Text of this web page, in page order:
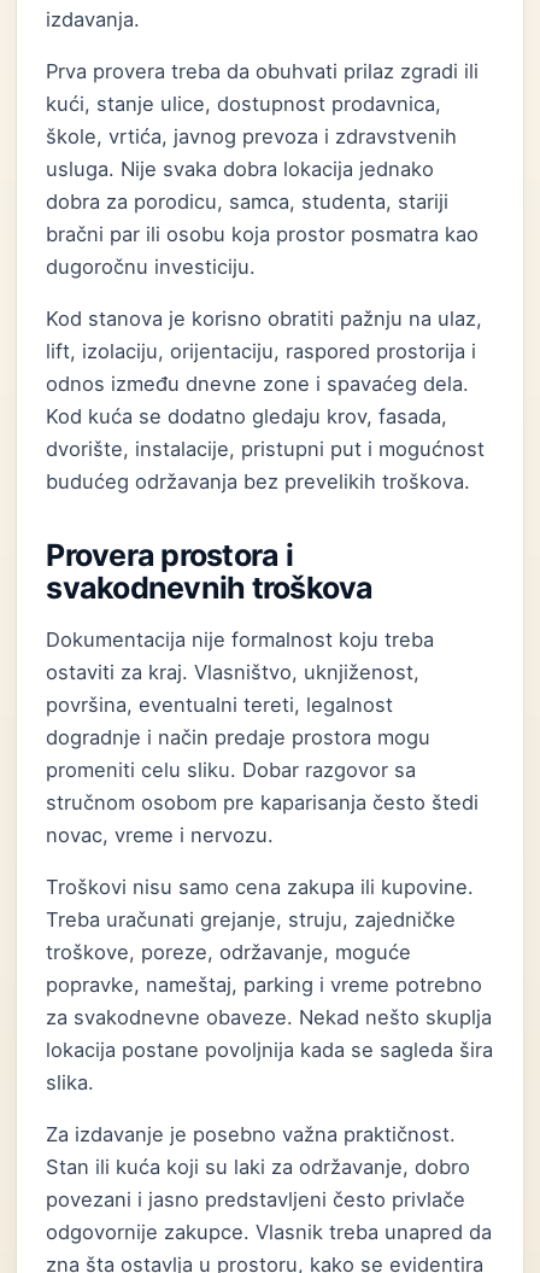
izdavanja.
Prva provera treba da obuhvati prilaz zgradi ili
kući, stanje ulice, dostupnost prodavnica,
škole, vrtića, javnog prevoza i zdravstvenih
usluga. Nije svaka dobra lokacija jednako
dobra za porodicu, samca, studenta, stariji
bračni par ili osobu koja prostor posmatra kao
dugoročnu investiciju.
Kod stanova je korisno obratiti pažnju na ulaz,
lift, izolaciju, orijentaciju, raspored prostorija i
odnos između dnevne zone i spavaćeg dela.
Kod kuća se dodatno gledaju krov, fasada,
dvorište, instalacije, pristupni put i mogućnost
budućeg održavanja bez prevelikih troškova.
Provera prostora i
svakodnevnih troškova
Dokumentacija nije formalnost koju treba
ostaviti za kraj. Vlasništvo, uknjiženost,
površina, eventualni tereti, legalnost
dogradnje i način predaje prostora mogu
promeniti celu sliku. Dobar razgovor sa
stručnom osobom pre kaparisanja često štedi
novac, vreme i nervozu.
Troškovi nisu samo cena zakupa ili kupovine.
Treba uračunati grejanje, struju, zajedničke
troškove, poreze, održavanje, moguće
popravke, nameštaj, parking i vreme potrebno
za svakodnevne obaveze. Nekad nešto skuplja
lokacija postane povoljnija kada se sagleda šira
slika.
Za izdavanje je posebno važna praktičnost.
Stan ili kuća koji su laki za održavanje, dobro
povezani i jasno predstavljeni često privlače
odgovornije zakupce. Vlasnik treba unapred da
zna šta ostavlja u prostoru, kako se evidentira